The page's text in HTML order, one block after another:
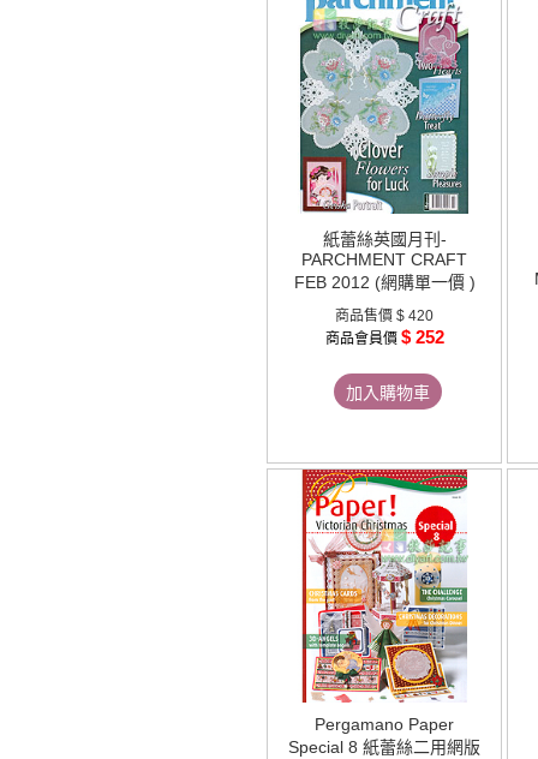
紙蕾絲英國月刊-
PARCHMENT CRAFT
FEB 2012 (網購單一價 )
商品售價 $ 420
商品會員價 $ 252
加入購物車
Pergamano Paper
Special 8 紙蕾絲二用網版